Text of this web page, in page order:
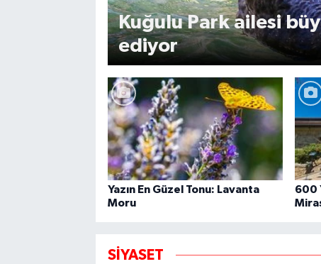
Kuğulu Park ailesi
ediyor
Yazın En Güzel Tonu: Lavanta
Moru
600
SİYASET